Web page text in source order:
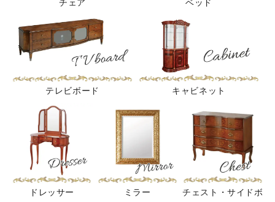
チェア ベッド
テレビボード キャビネット
ドレッサー ミラー
チェスト・サイドボ